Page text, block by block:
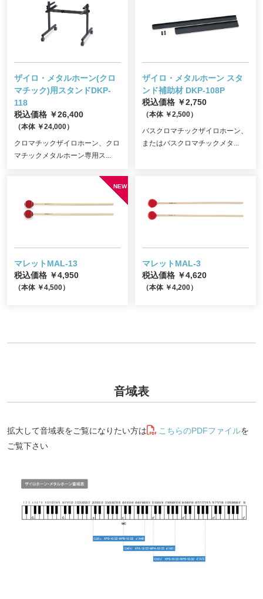
ザイロ・メタルホーン(クロ
マチック)用スタンドDKP-
118
税込価格 ￥26,400
（本体 ￥24,000）
クロマチックザイロホーン、クロ
マチックメタルホーン専用ス...
ザイロ・メタルホーン スタ
ンド補助材 DKP-108P
税込価格 ￥2,750
（本体 ￥2,500）
バスクロマチックザイロホーン、
またはバスクロマチックメタ...
マレットMAL-13
税込価格 ￥4,950
（本体 ￥4,500）
マレットMAL-3
税込価格 ￥4,620
（本体 ￥4,200）
音域表
拡大して音域表をご覧になりたい方は こちらのPDFファイルを
ご覧下さい